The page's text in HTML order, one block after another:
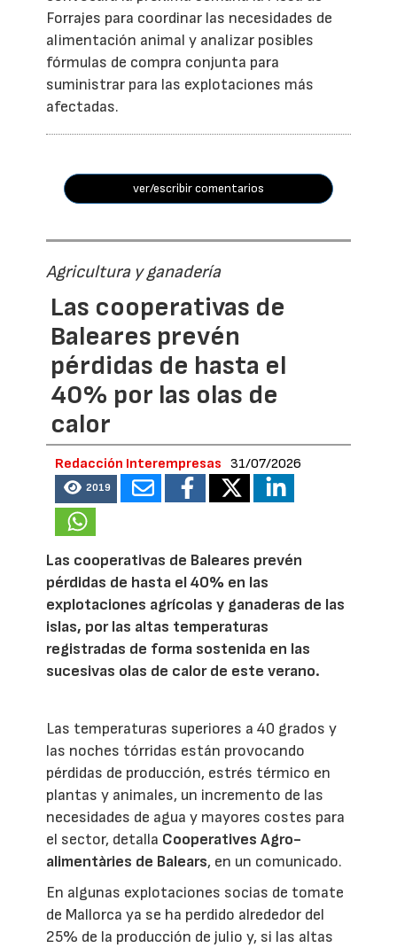
Forrajes para coordinar las necesidades de
alimentación animal y analizar posibles
fórmulas de compra conjunta para
suministrar para las explotaciones más
afectadas.
ver/escribir comentarios
Agricultura y ganadería
Las cooperativas de
Baleares prevén
pérdidas de hasta el
40% por las olas de
calor
Redacción Interempresas 31/07/2026
2019
Las cooperativas de Baleares prevén
pérdidas de hasta el 40% en las
explotaciones agrícolas y ganaderas de las
islas, por las altas temperaturas
registradas de forma sostenida en las
sucesivas olas de calor de este verano.
Las temperaturas superiores a 40 grados y
las noches tórridas están provocando
pérdidas de producción, estrés térmico en
plantas y animales, un incremento de las
necesidades de agua y mayores costes para
el sector, detalla Cooperatives Agro-
alimentàries de Balears, en un comunicado.
En algunas explotaciones socias de tomate
de Mallorca ya se ha perdido alrededor del
25% de la producción de julio y, si las altas